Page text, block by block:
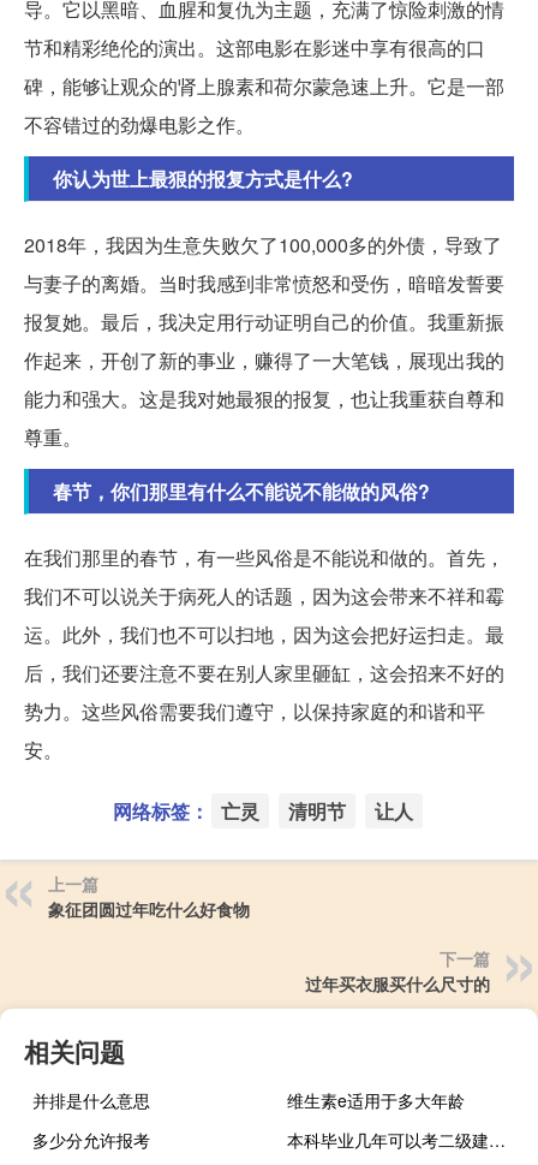
导。它以黑暗、血腥和复仇为主题，充满了惊险刺激的情
节和精彩绝伦的演出。这部电影在影迷中享有很高的口
碑，能够让观众的肾上腺素和荷尔蒙急速上升。它是一部
不容错过的劲爆电影之作。
你认为世上最狠的报复方式是什么?
2018年，我因为生意失败欠了100,000多的外债，导致了
与妻子的离婚。当时我感到非常愤怒和受伤，暗暗发誓要
报复她。最后，我决定用行动证明自己的价值。我重新振
作起来，开创了新的事业，赚得了一大笔钱，展现出我的
能力和强大。这是我对她最狠的报复，也让我重获自尊和
尊重。
春节，你们那里有什么不能说不能做的风俗?
在我们那里的春节，有一些风俗是不能说和做的。首先，
我们不可以说关于病死人的话题，因为这会带来不祥和霉
运。此外，我们也不可以扫地，因为这会把好运扫走。最
后，我们还要注意不要在别人家里砸缸，这会招来不好的
势力。这些风俗需要我们遵守，以保持家庭的和谐和平
安。
网络标签： 亡灵 清明节 让人
上一篇
象征团圆过年吃什么好食物
下一篇
过年买衣服买什么尺寸的
相关问题
并排是什么意思
维生素e适用于多大年龄
多少分允许报考
本科毕业几年可以考二级建造师